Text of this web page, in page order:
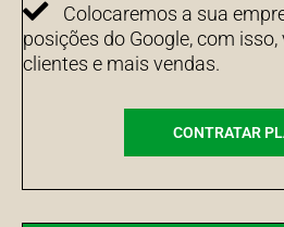
Colocaremos a sua
posições do Google, com
clientes e mais vendas.
CONTRATAR